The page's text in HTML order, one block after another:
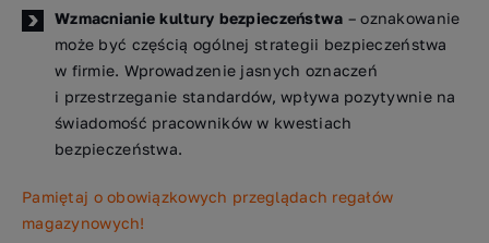
Wzmacnianie kultury bezpieczeństwa – oznakowanie
może być częścią ogólnej strategii bezpieczeństwa
w firmie. Wprowadzenie jasnych oznaczeń
i przestrzeganie standardów, wpływa pozytywnie na
świadomość pracowników w kwestiach
bezpieczeństwa.
Pamiętaj o obowiązkowych przeglądach regałów
magazynowych!